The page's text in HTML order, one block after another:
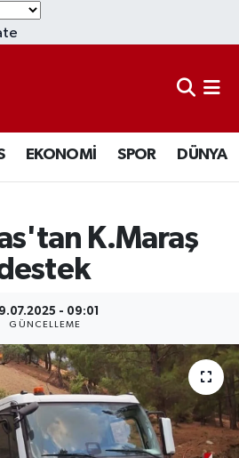
EKONOMİ SPOR DÜNYA
K.Maraş
- 09:01
GÜNCELLEME
Eczaneler
Haritası
ve Fikstür